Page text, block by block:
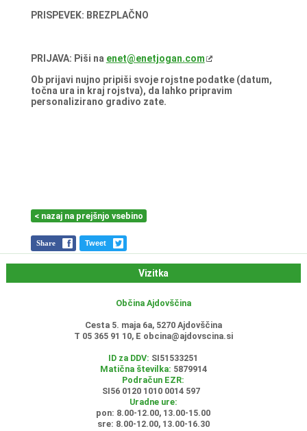
PRISPEVEK: BREZPLAČNO
PRIJAVA: Piši na enet@enetjogan.com
Ob prijavi nujno pripiši svoje rojstne podatke (datum,
točna ura in kraj rojstva), da lahko pripravim
personalizirano gradivo zate.
< nazaj na prejšnjo vsebino
Share Tweet
Vizitka
Občina Ajdovščina
Cesta 5. maja 6a, 5270 Ajdovščina
T 05 365 91 10, E obcina@ajdovscina.si
ID za DDV: SI51533251
Matična številka: 5879914
Podračun EZR:
SI56 0120 1010 0014 597
Uradne ure:
pon: 8.00-12.00, 13.00-15.00
sre: 8.00-12.00, 13.00-16.30